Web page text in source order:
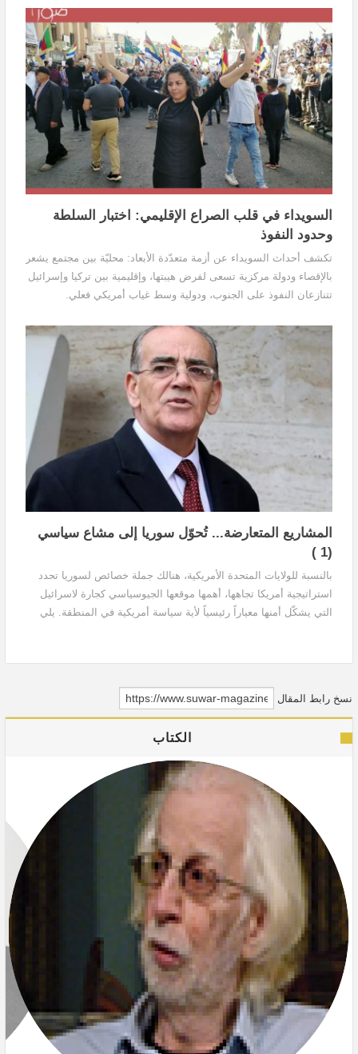
السويداء في قلب الصراع الإقليمي: اختبار السلطة
وحدود النفوذ
تكشف أحداث السويداء عن أزمة متعدّدة الأبعاد: محليّة بين مجتمع يشعر
بالإقصاء ودولة مركزية تسعى لفرض هيبتها، وإقليمية بين تركيا وإسرائيل
تتنازعان النفوذ على الجنوب، ودولية وسط غياب أمريكي فعلي.
المشاريع المتعارضة... تُحوّل سوريا إلى مشاع سياسي
(1 )
بالنسبة للولايات المتحدة الأمريكية، هنالك جملة خصائص لسوريا تحدد
استراتيجية أمريكا تجاهها، أهمها موقعها الجيوسياسي كجارة لاسرائيل
التي يشكّل أمنها معياراً رئيسياً لأية سياسة أمريكية في المنطقة. يلي
نسخ رابط المقال
الكتاب